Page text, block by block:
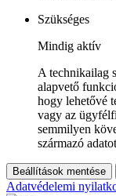
Szükséges
Mindig aktív
A technikailag
alapvető
hogy lehetővé
vagy az
semmilyen
származó
Beállítások mentése
Adatvédelemi